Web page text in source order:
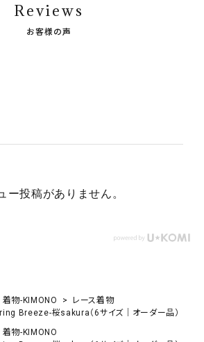
Reviews
お客様の声
ー投稿がありません。
着物-KIMONO
レース着物
Breeze-桜sakura（6サイズ｜オーダー品）
着物-KIMONO